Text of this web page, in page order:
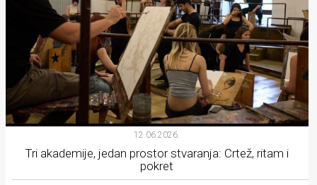
12.06.2026.
Tri akademije, jedan prostor stvaranja: Crtež, ritam i
pokret